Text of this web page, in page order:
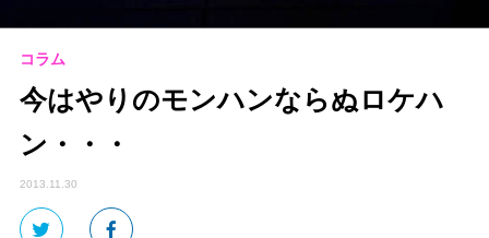
コラム
今はやりのモンハンならぬロケハ
ン・・・
2013.11.30